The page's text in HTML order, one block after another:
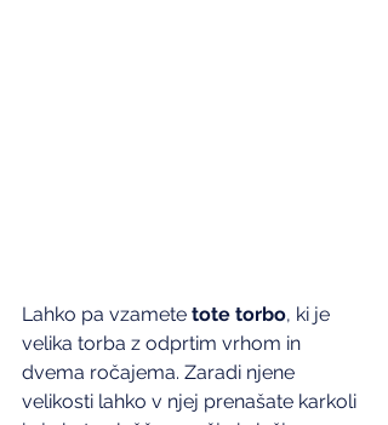
Lahko pa vzamete tote torbo, ki je
velika torba z odprtim vrhom in
dvema ročajema. Zaradi njene
velikosti lahko v njej prenašate karkoli